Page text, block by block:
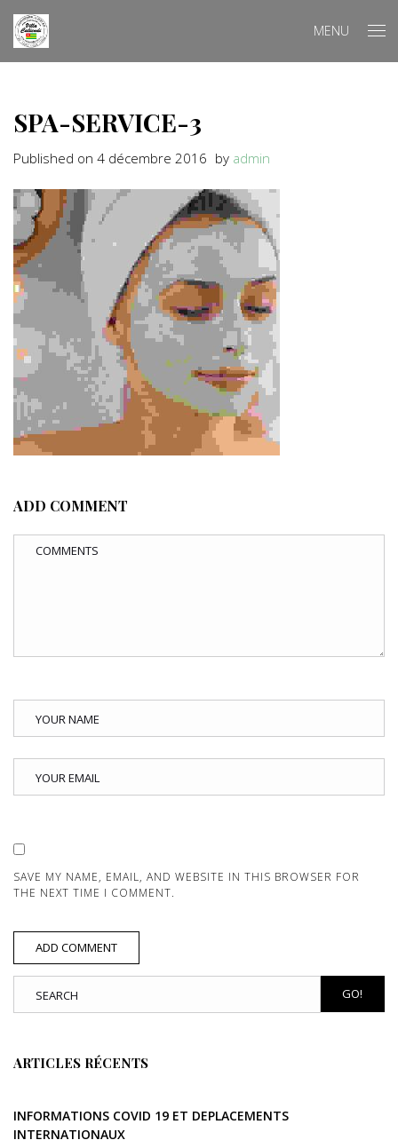
MENU
SPA-SERVICE-3
Published on 4 décembre 2016 by admin
ADD COMMENT
SAVE MY NAME, EMAIL, AND WEBSITE IN THIS BROWSER FOR
THE NEXT TIME I COMMENT.
GO!
ARTICLES RÉCENTS
INFORMATIONS COVID 19 ET DEPLACEMENTS
INTERNATIONAUX